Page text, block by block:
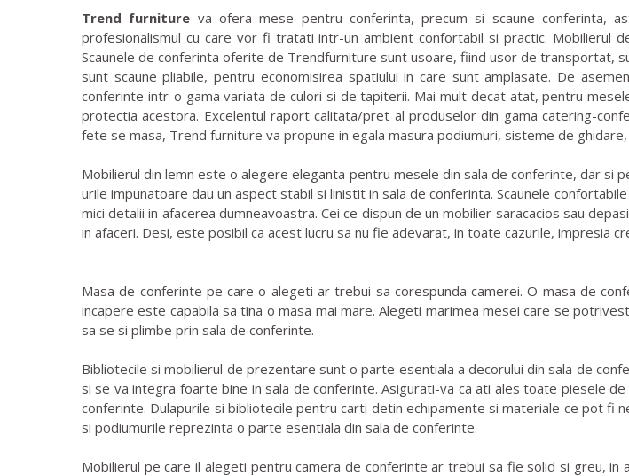
Trend furniture va ofera mese pentru conferinta, precum si scaune conferinta,
profesionalismul cu care vor fi tratati intr-un ambient confortabil si practic. Mobilierul
Scaunele de conferinta oferite de Trendfurniture sunt usoare, fiind usor de transportat,
sunt scaune pliabile, pentru economisirea spatiului in care sunt amplasate. De
conferinte intr-o gama variata de culori si de tapiterii. Mai mult decat atat, pentru
protectia acestora. Excelentul raport calitata/pret al produselor din gama catering-
fete se masa, Trend furniture va propune in egala masura podiumuri, sisteme de
Mobilierul din lemn este o alegere eleganta pentru mesele din sala de conferinte, dar si
urile impunatoare dau un aspect stabil si linistit in sala de conferinta. Scaunele
mici detalii in afacerea dumneavoastra. Cei ce dispun de un mobilier saracacios sau
in afaceri. Desi, este posibil ca acest lucru sa nu fie adevarat, in toate cazurile, impresia
Masa de conferinte pe care o alegeti ar trebui sa corespunda camerei. O masa de
incapere este capabila sa tina o masa mai mare. Alegeti marimea mesei care se
sa se si plimbe prin sala de conferinte.
Bibliotecile si mobilierul de prezentare sunt o parte esentiala a decorului din sala de
si se va integra foarte bine in sala de conferinte. Asigurati-va ca ati ales toate piesele
conferinte. Dulapurile si bibliotecile pentru carti detin echipamente si materiale ce pot fi
si podiumurile reprezinta o parte esentiala din sala de conferinte.
Mobilierul pe care il alegeti pentru camera de conferinte ar trebui sa fie solid si greu,